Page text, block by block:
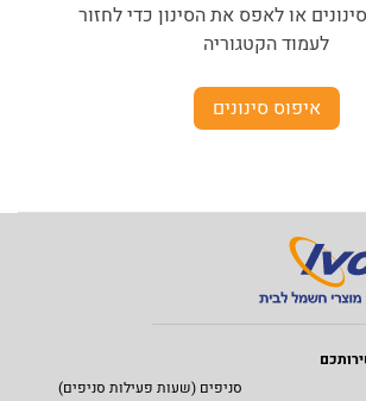
או לאפס את הסינון כדי לחזור
לעמוד הקטגוריה
איפוס סינונים
סניפים (שעות פעילות סניפים)